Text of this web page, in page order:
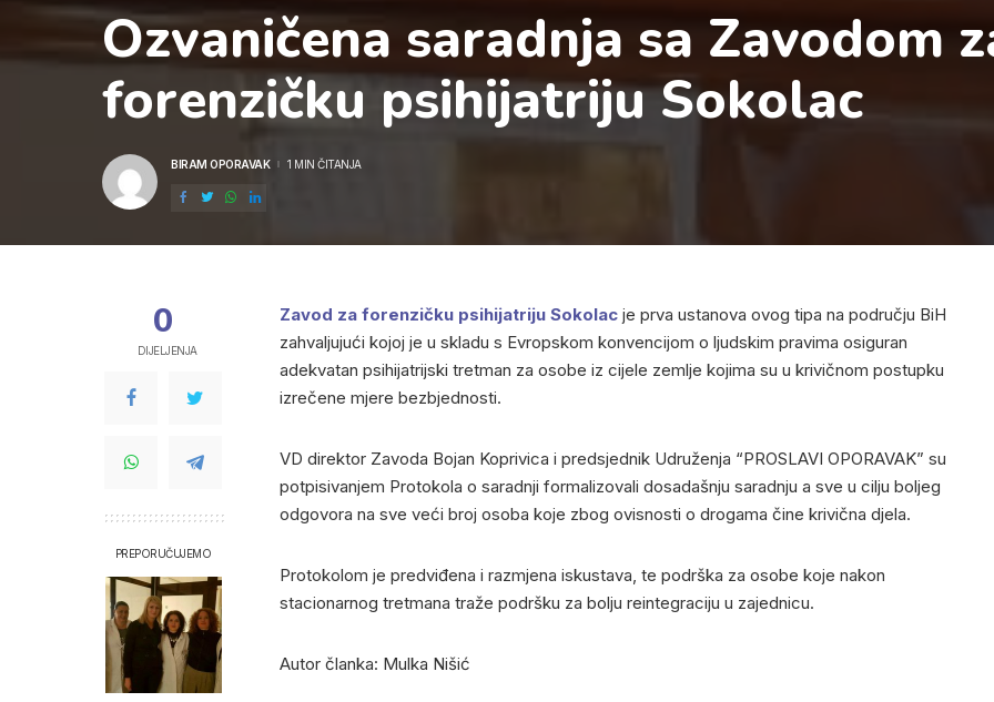
Ozvaničena saradnja sa Zavodom
forenzičku psihijatriju Sokolac
POSTED
BIRAM OPORAVAK 1 MIN ČITANJA
0
DIJELJENJA
PREPORUČUJEMO
Zavod za forenzičku psihijatriju Sokolac je prva ustanova ovog tipa na području BiH
zahvaljujući kojoj je u skladu s Evropskom konvencijom o ljudskim pravima osiguran
adekvatan psihijatrijski tretman za osobe iz cijele zemlje kojima su u krivičnom postupku
izrečene mjere bezbjednosti.
VD direktor Zavoda Bojan Koprivica i predsjednik Udruženja “PROSLAVI OPORAVAK” su
potpisivanjem Protokola o saradnji formalizovali dosadašnju saradnju a sve u cilju boljeg
odgovora na sve veći broj osoba koje zbog ovisnosti o drogama čine krivična djela.
Protokolom je predviđena i razmjena iskustava, te podrška za osobe koje nakon
stacionarnog tretmana traže podršku za bolju reintegraciju u zajednicu.
Autor članka: Mulka Nišić